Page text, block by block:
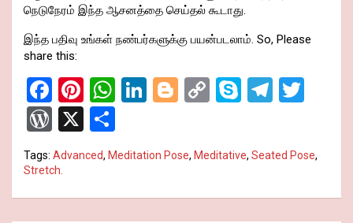
நெடுநேரம் இந்த ஆசனத்தை செய்தல் கூடாது.
இந்த பதிவு உங்கள் நண்பர்களுக்கு பயன்படலாம். So, Please
share this:
F
a
ce
b
o
o
Pi
nt
er
es
t
W
s
A
p
Li
dI
n
Bl
g
er
C
Li
n
k
S
e
T
gr
a
m
er
W
or
d
Pr
X
h
e
Tags: Advanced, Meditation Pose, Meditative, Seated Pose,
Stretch.